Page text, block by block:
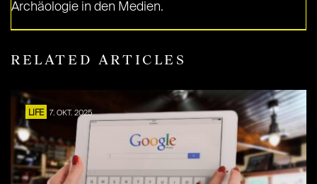
Archäologie in den Medien.
RELATED ARTICLES
LIFE 7. OKT. 2025